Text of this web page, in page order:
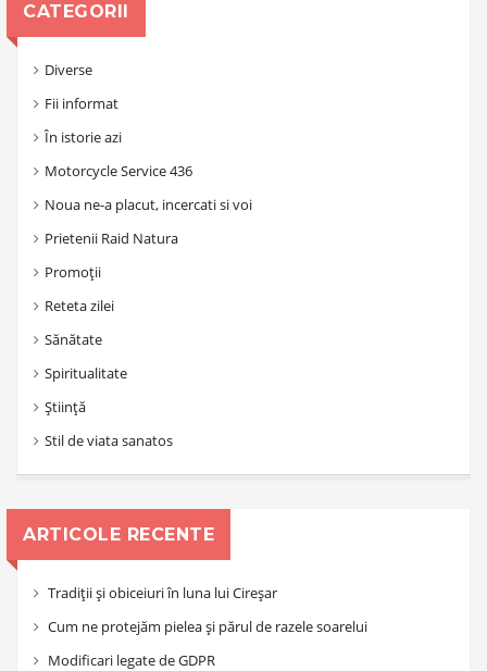
CATEGORII
Diverse
Fii informat
În istorie azi
Motorcycle Service 436
Noua ne-a placut, incercati si voi
Prietenii Raid Natura
Promoții
Reteta zilei
Sănătate
Spiritualitate
Știință
Stil de viata sanatos
ARTICOLE RECENTE
Tradiții și obiceiuri în luna lui Cireșar
Cum ne protejăm pielea și părul de razele soarelui
Modificari legate de GDPR